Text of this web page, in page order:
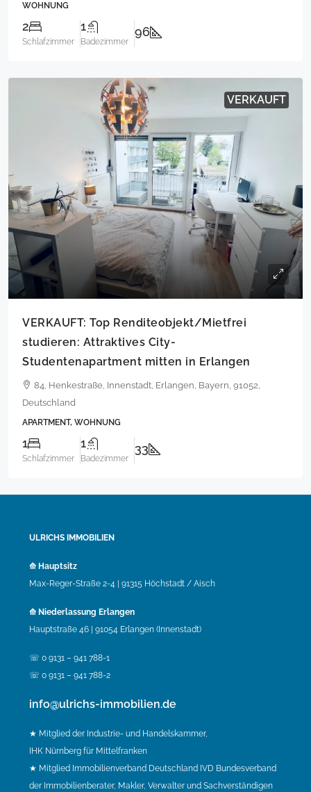
WOHNUNG
2
Schlafzimmer
1
Badezimmer
96
VERKAUFT
VERKAUFT: Top Renditeobjekt/Mietfrei
studieren: Attraktives City-
Studentenapartment mitten in Erlangen
84, Henkestraße, Innenstadt, Erlangen, Bayern, 91052,
Deutschland
APARTMENT, WOHNUNG
1
Schlafzimmer
1
Badezimmer
33
ULRICHS IMMOBILIEN
⟰ Hauptsitz
Max-Reger-Straße 2-4 | 91315 Höchstadt / Aisch
⟰ Niederlassung Erlangen
Hauptstraße 46 | 91054 Erlangen (Innenstadt)
☏ 0 9131 – 941 788-1
☏ 0 9131 – 941 788-2
info@ulrichs-immobilien.de
★ Mitglied der Industrie- und Handelskammer,
IHK Nürnberg für Mittelfranken
★ Mitglied Immobilienverband Deutschland IVD Bundesverband
der Immobilienberater, Makler, Verwalter und Sachverständigen